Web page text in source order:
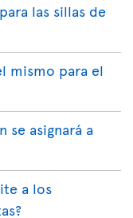
las sillas de
mismo para el
se asignará a
a los